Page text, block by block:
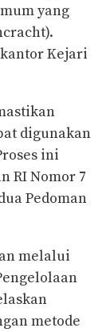
yang
Kejari
digunakan
ini
RI Nomor 7
Pedoman
melalui
metode